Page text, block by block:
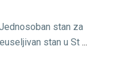
stan za
stan u St ...